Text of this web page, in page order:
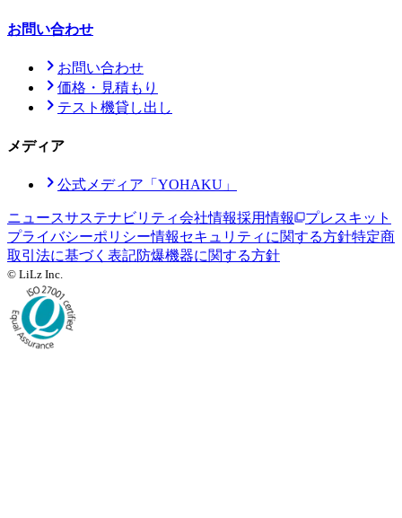
お問い合わせ
お問い合わせ
価格・見積もり
テスト機貸し出し
メディア
公式メディア「YOHAKU」
ニュースサステナビリティ会社情報採用情報
プレスキット
プライバシーポリシー情報セキュリティに関する方針特定商
取引法に基づく表記防爆機器に関する方針
© LiLz Inc.